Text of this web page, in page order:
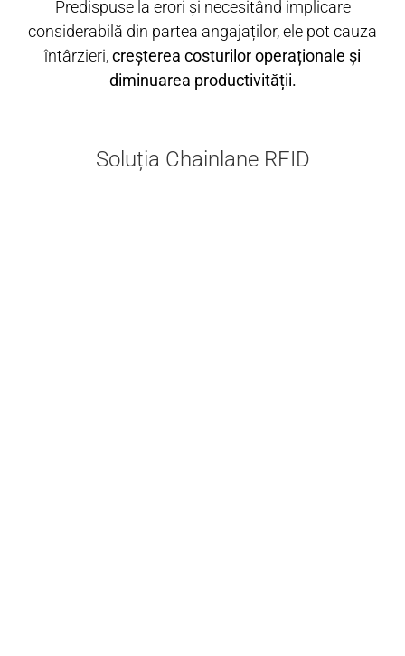
Predispuse la erori și necesitând implicare
considerabilă din partea angajaților, ele pot cauza
întârzieri,creșterea costurilor operaționale și
diminuarea productivității.
Soluția Chainlane RFID